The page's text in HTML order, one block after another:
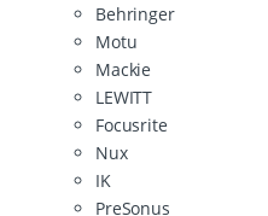
Behringer
Motu
Mackie
LEWITT
Focusrite
Nux
IK
PreSonus